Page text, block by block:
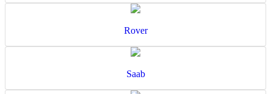
Rover
Saab